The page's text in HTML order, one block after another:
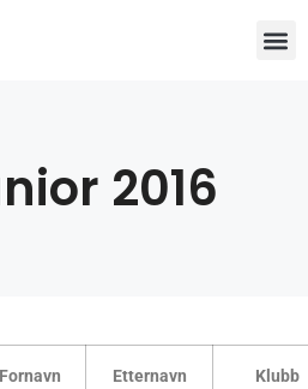
2016
Fornavn Etternavn Klubb